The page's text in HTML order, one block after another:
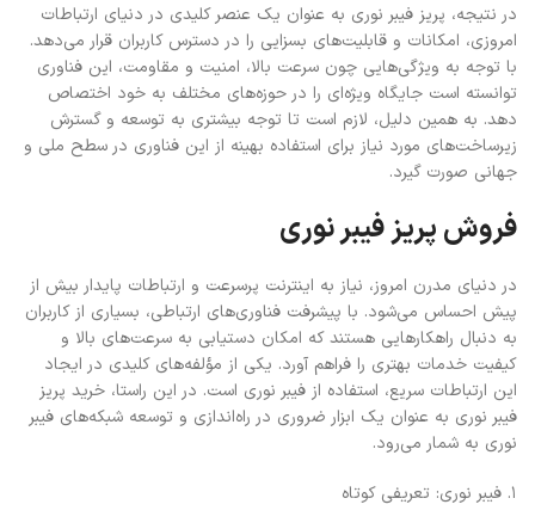
در نتیجه، پریز فیبر نوری به عنوان یک عنصر کلیدی در دنیای ارتباطات
امروزی، امکانات و قابلیت‌های بسزایی را در دسترس کاربران قرار می‌دهد.
با توجه به ویژگی‌هایی چون سرعت بالا، امنیت و مقاومت، این فناوری
توانسته است جایگاه ویژه‌ای را در حوزه‌های مختلف به خود اختصاص
دهد. به همین دلیل، لازم است تا توجه بیشتری به توسعه و گسترش
زیرساخت‌های مورد نیاز برای استفاده بهینه از این فناوری در سطح ملی و
جهانی صورت گیرد.
فروش پریز فیبر نوری
در دنیای مدرن امروز، نیاز به اینترنت پرسرعت و ارتباطات پایدار بیش از
پیش احساس می‌شود. با پیشرفت فناوری‌های ارتباطی، بسیاری از کاربران
به دنبال راهکارهایی هستند که امکان دستیابی به سرعت‌های بالا و
کیفیت خدمات بهتری را فراهم آورد. یکی از مؤلفه‌های کلیدی در ایجاد
این ارتباطات سریع، استفاده از فیبر نوری است. در این راستا، خرید پریز
فیبر نوری به عنوان یک ابزار ضروری در راه‌اندازی و توسعه شبکه‌های فیبر
نوری به شمار می‌رود.
۱. فیبر نوری: تعریفی کوتاه